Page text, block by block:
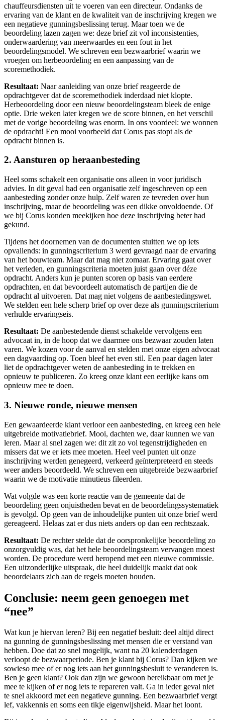
chauffeursdiensten uit te voeren van een directeur. Ondanks de
ervaring van de klant en de kwaliteit van de inschrijving kregen we
een negatieve gunningsbeslissing terug. Maar toen we de
beoordeling lazen zagen we: deze brief zit vol inconsistenties,
onderwaardering van meerwaardes en een fout in het
beoordelingsmodel. We schreven een bezwaarbrief waarin we
vroegen om herbeoordeling en een aanpassing van de
scoremethodiek.
Resultaat: Naar aanleiding van onze brief reageerde de
opdrachtgever dat de scoremethodiek inderdaad niet klopte.
Herbeoordeling door een nieuw beoordelingsteam bleek de enige
optie. Drie weken later kregen we de score binnen, en het verschil
met de vorige beoordeling was enorm. In ons voordeel: we wonnen
de opdracht! Een mooi voorbeeld dat Corus pas stopt als de
opdracht binnen is.
2. Aansturen op heraanbesteding
Heel soms schakelt een organisatie ons alleen in voor juridisch
advies. In dit geval had een organisatie zelf ingeschreven op een
aanbesteding zonder onze hulp. Zelf waren ze tevreden over hun
inschrijving, maar de beoordeling was een dikke onvoldoende. Of
we bij Corus konden meekijken hoe deze inschrijving beter had
gekund.
Tijdens het doornemen van de documenten stuitten we op iets
opvallends: in gunningscriterium 3 werd gevraagd naar de ervaring
van het bouwteam. Maar dat mag niet zomaar. Ervaring gaat over
het verleden, en gunningscriteria moeten juist gaan over déze
opdracht. Anders kun je punten scoren op basis van eerdere
opdrachten, en dat bevoordeelt automatisch de partijen die de
opdracht al uitvoeren. Dat mag niet volgens de aanbestedingswet.
We stelden een hele scherp brief op over deze als gunningscriterium
verhulde ervaringseis.
Resultaat: De aanbestedende dienst schakelde vervolgens een
advocaat in, in de hoop dat we daarmee ons bezwaar zouden laten
varen. We kozen voor de aanval en stelden met onze eigen advocaat
een dagvaarding op. Toen bleef het even stil. Een paar dagen later
liet de opdrachtgever weten de aanbesteding in te trekken en
opnieuw te publiceren. Zo kreeg onze klant een eerlijke kans om
opnieuw mee te doen.
3. Nieuwe ronde, nieuwe mensen
Een gewaardeerde klant verloor een aanbesteding, en kreeg een hele
uitgebreide motivatiebrief. Mooi, dachten we, daar kunnen we van
leren. Maar al snel zagen we: dit zit zo vol tegenstrijdigheden en
missers dat we er iets mee moeten. Heel veel punten uit onze
inschrijving werden genegeerd, verkeerd geïnterpreteerd en steeds
weer anders beoordeeld. We schreven een uitgebreide bezwaarbrief
waarin we de motivatie minutieus fileerden.
Wat volgde was een korte reactie van de gemeente dat de
beoordeling geen onjuistheden bevat en de beoordelingssystematiek
is gevolgd. Op geen van de inhoudelijke punten uit onze brief werd
gereageerd. Helaas zat er dus niets anders op dan een rechtszaak.
Resultaat: De rechter stelde dat de oorspronkelijke beoordeling zo
onzorgvuldig was, dat het hele beoordelingsteam vervangen moest
worden. De procedure werd heropend met een nieuwe commissie.
Een uitzonderlijke uitspraak, die heel duidelijk maakt dat ook
beoordelaars zich aan de regels moeten houden.
Conclusie: neem geen genoegen met
“nee”
Wat kun je hiervan leren? Bij een negatief besluit: deel altijd direct
na gunning de gunningsbeslissing met mensen die er verstand van
hebben. Doe dat zo snel mogelijk, want na 20 kalenderdagen
verloopt de bezwaarperiode. Ben je klant bij Corus? Dan kijken we
sowieso mee of er nog iets aan het gunningsbesluit te veranderen is.
Ben je geen klant? Ook dan zijn we gewoon bereikbaar om met je
mee te kijken of er nog iets te repareren valt. Ga in ieder geval niet
te snel akkoord met een negatieve gunning. Een bezwaarbrief vergt
lef, vakkennis en soms een tikje eigenwijsheid. Maar het loont.